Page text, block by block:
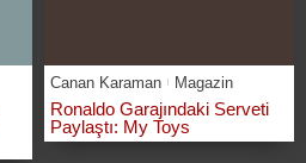
Canan Karaman Magazin
Ronaldo Garajındaki Serveti
Paylaştı: My Toys